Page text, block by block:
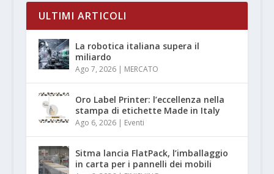
ULTIMI ARTICOLI
La robotica italiana supera il
miliardo
Ago 7, 2026| MERCATO
Oro Label Printer: l’eccellenza nella
stampa di etichette Made in Italy
Ago 6, 2026| Eventi
Sitma lancia FlatPack, l’imballaggio
in carta per i pannelli dei mobili